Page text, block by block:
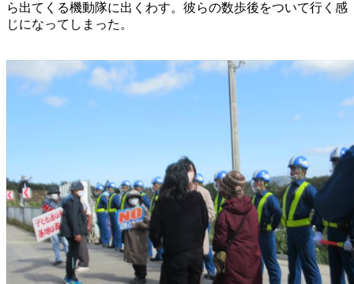
ら出てくる機動隊に出くわす。彼らの数歩後をついて行く感
じになってしまった。